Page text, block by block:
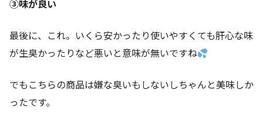
③味が良い
最後に、これ。いくら安かったり使いやすくても肝心な味
が生臭かったりなど悪いと意味が無いですね
でもこちらの商品は嫌な臭いもしないしちゃんと美味しか
ったです。